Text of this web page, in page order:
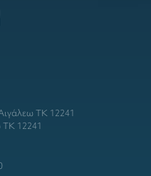
ΤΚ 12241
12241